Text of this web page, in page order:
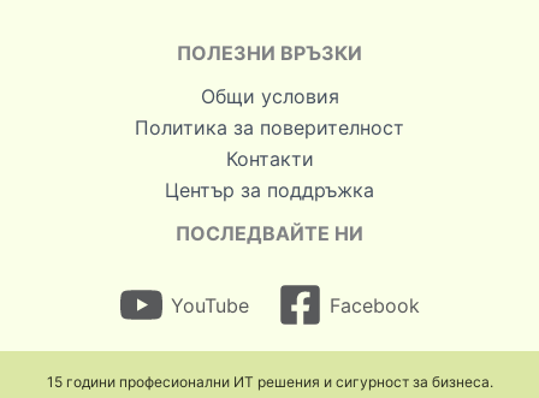
ПОЛЕЗНИ ВРЪЗКИ
Общи условия
Политика за поверителност
Контакти
Център за поддръжка
ПОСЛЕДВАЙТЕ НИ
YouTube Facebook
15 години професионални ИТ решения и сигурност за бизнеса.